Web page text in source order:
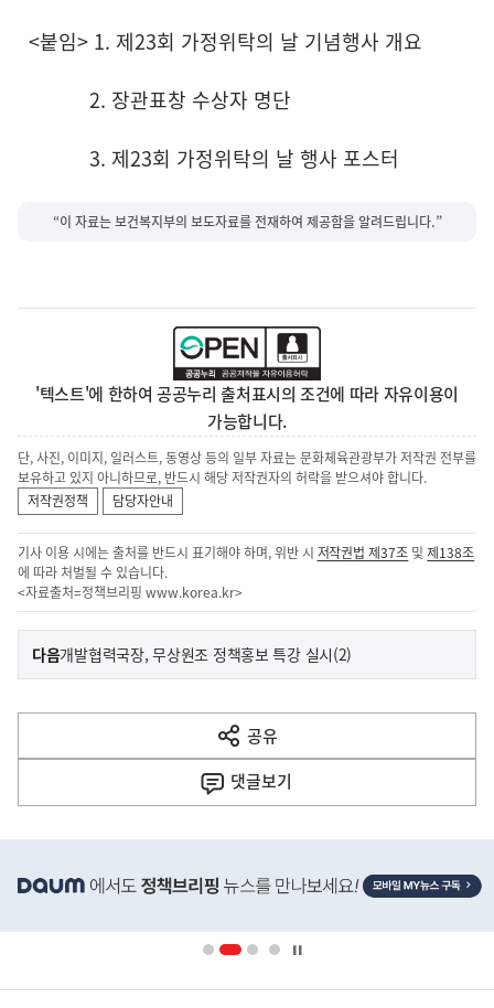
<붙임> 1. 제23회 가정위탁의 날 기념행사 개요
2. 장관표창 수상자 명단
3. 제23회 가정위탁의 날 행사 포스터
“이 자료는 보건복지부의 보도자료를 전재하여 제공함을 알려드립니다.”
'텍스트'에 한하여 공공누리 출처표시의 조건에 따라 자유이용이
가능합니다.
단, 사진, 이미지, 일러스트, 동영상 등의 일부 자료는 문화체육관광부가 저작권 전부를
보유하고 있지 아니하므로, 반드시 해당 저작권자의 허락을 받으셔야 합니다.
저작권정책
담당자안내
기사 이용 시에는 출처를 반드시 표기해야 하며, 위반 시 저작권법 제37조 및제138조
에 따라 처벌될 수 있습니다.
<자료출처=정책브리핑 www.korea.kr>
이
전
다
음
다음기
사
개발협력국장, 무상원조 정책홍보 특강 실시(2)
공유
열
기
댓글보기
단
영